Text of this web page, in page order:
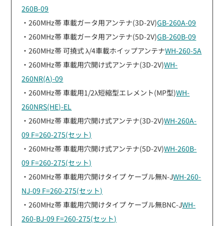
260B-09
・260MHz帯 車載ガータ用アンテナ(3D-2V)GB-260A-09
・260MHz帯 車載ガータ用アンテナ(5D-2V)GB-260B-09
・260MHz帯 可撓式 λ/4車載ホイップアンテナWH-260-5A
・260MHz帯 車載用穴開け式アンテナ(3D-2V)WH-
260NR(A)-09
・260MHz帯 車載用1/2λ短縮型エレメント(MP型)WH-
260NRS(HE)-EL
・260MHz帯 車載用穴開け式アンテナ(3D-2V)WH-260A-
09 F=260-275(セット)
・260MHz帯 車載用穴開け式アンテナ(5D-2V)WH-260B-
09 F=260-275(セット)
・260MHz帯 車載用穴開けタイプ ケーブル無N-JWH-260-
NJ-09 F=260-275(セット)
・260MHz帯 車載用穴開けタイプ ケーブル無BNC-JWH-
260-BJ-09 F=260-275(セット)